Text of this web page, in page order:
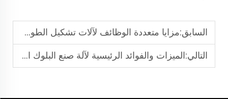
السابق:مزايا متعددة الوظائف لآلات تشكيل الطوب الطيني في البناء
التالي:الميزات والفوائد الرئيسية لآلة صنع البلوك المتنقلة للبناء الحديث